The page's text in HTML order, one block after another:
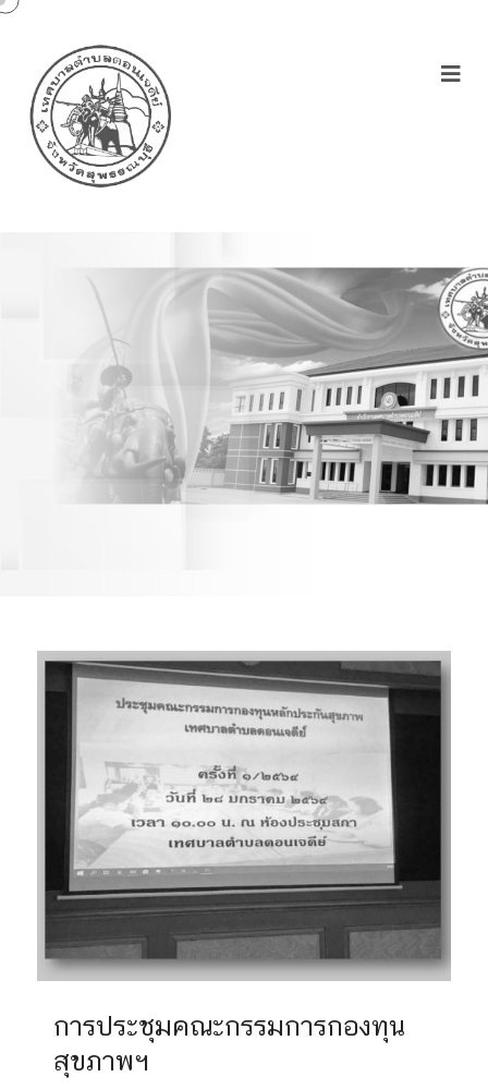
การประชุมคณะกรรมการ
กองทุนสุขภาพฯ
การประชุมคณะกรรมการกองทุน
สุขภาพฯ